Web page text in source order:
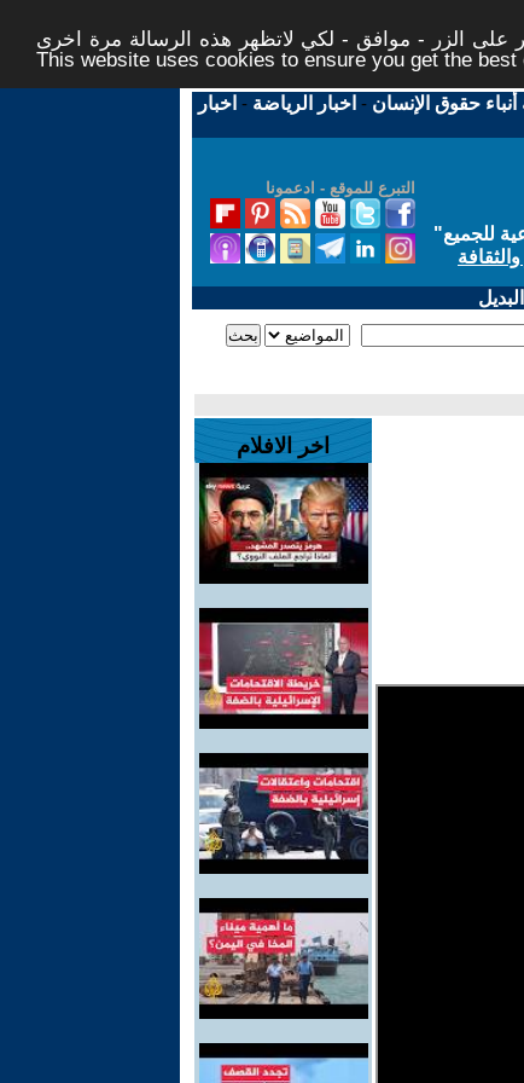
على الزر - موافق - لكي لاتظهر هذه الرسالة مرة اخرى -
This website uses cookies to ensure you get the
أنباء حقوق الإنسان - اخبار الرياضة - اخبار
التبرع للموقع - ادعمونا
للجميع"
اخر الافلام